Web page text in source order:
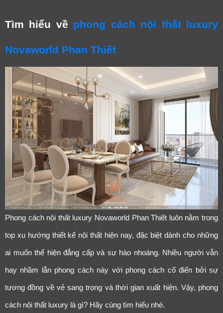
Tìm hiểu về phong cách nội thất luxury
Novaworld Phan Thiết
Phong cách nội thất luxury Novaworld Phan Thiết luôn nằm trong
top xu hướng thiết kế nội thất hiện nay, đặc biệt dành cho những
ai muốn thể hiện đẳng cấp và sự hào nhoáng. Nhiều người vẫn
hay nhầm lẫn phong cách này với phong cách cổ điển bởi sự
tương đồng về vẻ sang trọng và thời gian xuất hiện. Vậy, phong
cách nội thất luxury là gì? Hãy cùng tìm hiểu nhé.